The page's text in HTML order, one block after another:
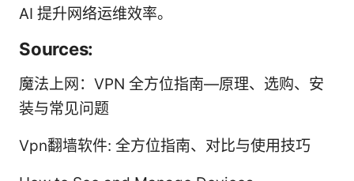
AI 提升网络运维效率。
Sources:
魔法上网：VPN 全方位指南—原理、选购、安
装与常见问题
Vpn翻墙软件: 全方位指南、对比与使用技巧